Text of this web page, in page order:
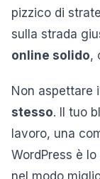
pizzico di
sulla strada
online solido,
Non aspettare
stesso. Il tuo
lavoro, una
WordPress è
nel modo